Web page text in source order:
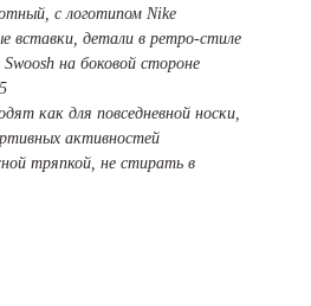
с логотипом Nike
вставки, детали в ретро-стиле
на боковой стороне
как для повседневной носки,
активностей
тряпкой, не стирать в